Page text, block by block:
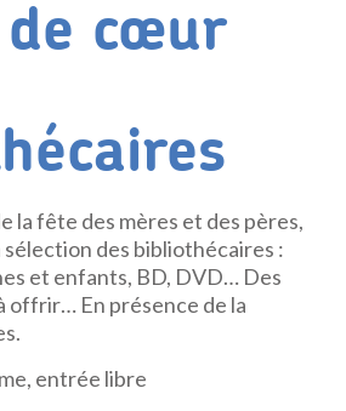
de cœur
la fête des mères et des pères,
des bibliothécaires :
et enfants, BD, DVD… Des
offrir… En présence de la
entrée libre